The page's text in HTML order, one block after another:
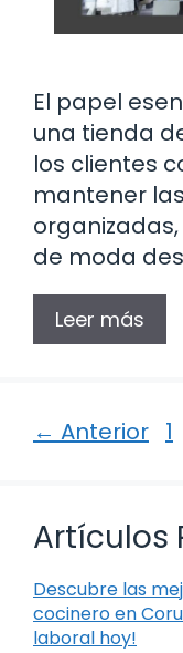
El papel
una tienda
los clientes
mantener
de moda
Leer más
← Anterior 1
Artículos
Descubre las
cocinero en
laboral hoy!